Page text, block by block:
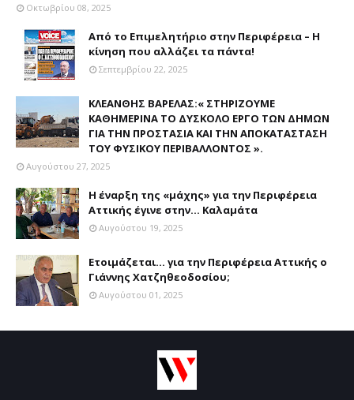
Οκτωβρίου 08, 2025
Από το Επιμελητήριο στην Περιφέρεια – Η
κίνηση που αλλάζει τα πάντα!
Σεπτεμβρίου 22, 2025
ΚΛΕΑΝΘΗΣ ΒΑΡΕΛΑΣ:« ΣΤΗΡΙΖΟΥΜΕ
ΚΑΘΗΜΕΡΙΝΑ ΤΟ ΔΥΣΚΟΛΟ ΕΡΓΟ ΤΩΝ ΔΗΜΩΝ
ΓΙΑ ΤΗΝ ΠΡΟΣΤΑΣΙΑ ΚΑΙ ΤΗΝ ΑΠΟΚΑΤΑΣΤΑΣΗ
ΤΟΥ ΦΥΣΙΚΟΥ ΠΕΡΙΒΑΛΛΟΝΤΟΣ ».
Αυγούστου 27, 2025
Η έναρξη της «μάχης» για την Περιφέρεια
Αττικής έγινε στην... Καλαμάτα
Αυγούστου 19, 2025
Ετοιμάζεται... για την Περιφέρεια Αττικής ο
Γιάννης Χατζηθεοδοσίου;
Αυγούστου 01, 2025